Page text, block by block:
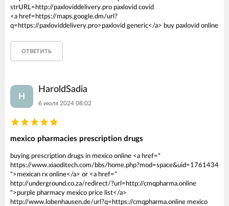
strURL=http://paxloviddelivery.pro paxlovid covid
<a href=https://maps.google.dm/url?
q=https://paxloviddelivery.pro>paxlovid generic</a> buy paxlovid online
ОТВЕТИТЬ
H
HaroldSadia
6 июля 2024 08:02
mexico pharmacies prescription drugs
buying prescription drugs in mexico online <a href="
https://www.xiaoditech.com/bbs/home.php?mod=space&uid=1761434
">mexican rx online</a> or <a href="
http://underground.co.za/redirect/?url=http://cmqpharma.online
">purple pharmacy mexico price list</a>
http://www.lobenhausen.de/url?q=https://cmqpharma.online mexico